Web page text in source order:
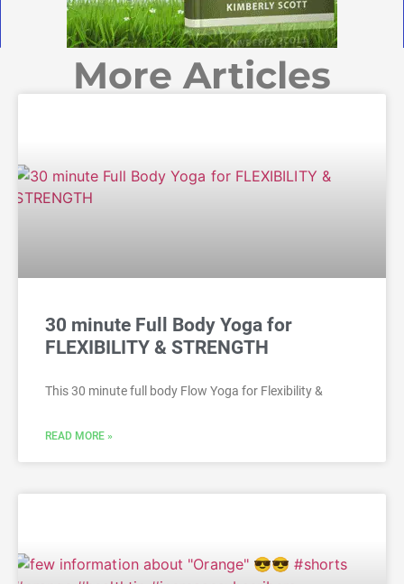
More Articles
30 minute Full Body Yoga for
FLEXIBILITY & STRENGTH
This 30 minute full body Flow Yoga for Flexibility &
READ MORE »